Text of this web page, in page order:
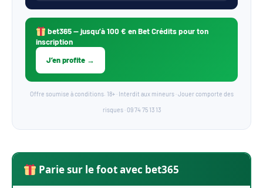
bet365— jusqu’à 100 € en Bet Crédits pour ton
inscription
J’en profite →
Offre soumise à conditions. 18+ · Interdit aux mineurs · Jouer comporte des
risques · 09 74 75 13 13
Parie sur le foot avec bet365